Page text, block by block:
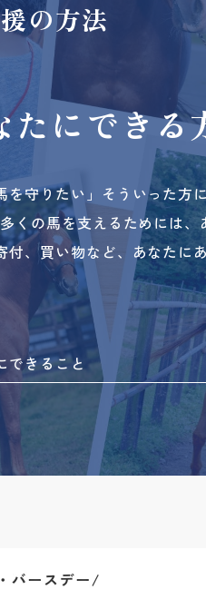
の方法
たにできる
を守りたい」そういった方
くの馬を支えるためには
付、買い物など、あなたに
できること